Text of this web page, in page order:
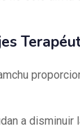
a disminuir